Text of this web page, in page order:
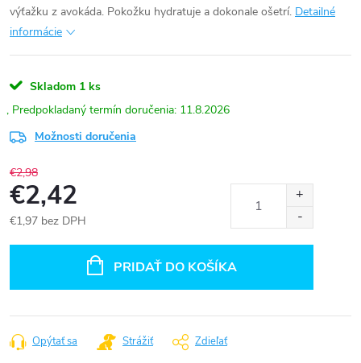
výťažku z avokáda. Pokožku hydratuje a dokonale ošetrí. Detailné
informácie
Skladom 1 ks
11.8.2026
Možnosti doručenia
€2,98
€2,42
€1,97 bez DPH
PRIDAŤ DO KOŠÍKA
Opýtať sa Strážiť Zdieľať